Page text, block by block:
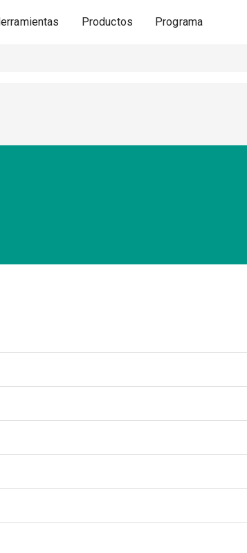
Productos Programa